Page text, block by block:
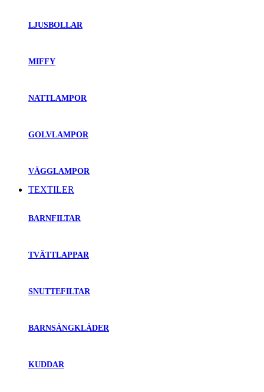
LJUSBOLLAR
MIFFY
NATTLAMPOR
GOLVLAMPOR
VÄGGLAMPOR
TEXTILER
BARNFILTAR
TVÄTTLAPPAR
SNUTTEFILTAR
BARNSÄNGKLÄDER
KUDDAR